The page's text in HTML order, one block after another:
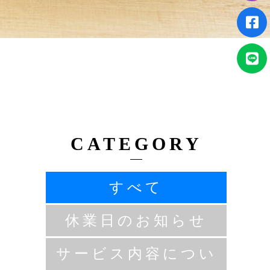
CATEGORY
すべて
休業日のお知らせ
サービス内容につい